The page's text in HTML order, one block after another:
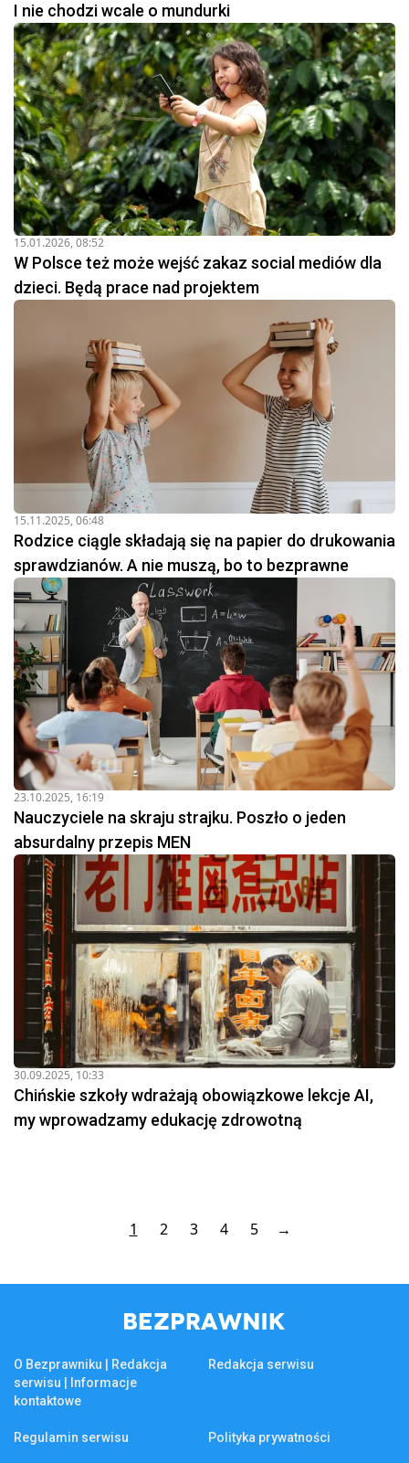
I nie chodzi wcale o mundurki
15.01.2026, 08:52
W Polsce też może wejść zakaz social mediów dla
dzieci. Będą prace nad projektem
15.11.2025, 06:48
Rodzice ciągle składają się na papier do drukowania
sprawdzianów. A nie muszą, bo to bezprawne
23.10.2025, 16:19
Nauczyciele na skraju strajku. Poszło o jeden
absurdalny przepis MEN
30.09.2025, 10:33
Chińskie szkoły wdrażają obowiązkowe lekcje AI,
my wprowadzamy edukację zdrowotną
1 2 3 4 5 →
O Bezprawniku | Redakcja
serwisu | Informacje
kontaktowe
Redakcja serwisu
Regulamin serwisu Polityka prywatności